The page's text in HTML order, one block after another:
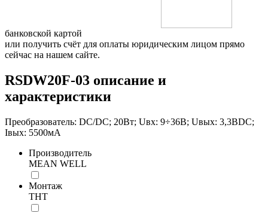
банковской картой
или получить счёт для оплаты юридическим лицом прямо
сейчас на нашем сайте.
RSDW20F-03 описание и
характеристики
Преобразователь: DC/DC; 20Вт; Uвх: 9÷36В; Uвых: 3,3ВDC;
Iвых: 5500мА
Производитель
MEAN WELL
Монтаж
THT